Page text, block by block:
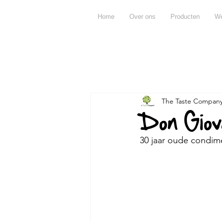
Home Over ons Producten
Over olijfolie Over azijn
Pujje Ontbijt
Don
The Taste
30 jaar oude